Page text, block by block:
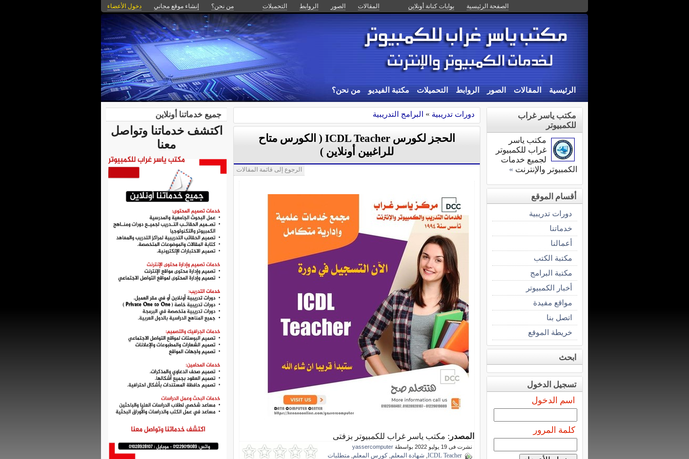
الصفحة الرئيسية بوابات كنانة أونلاين المقالات الصور الروابط التحميلات من نحن؟ إنشاء موقع مجاني دخول الأعضاء
الرئيسية المقالات الصور الروابط التحميلات مكتبة الفيديو من نحن؟
دورات تدريبية » البرامج التدريبية
الحجز لكورس ICDL Teacher ( الكورس متاح
للراغبين أونلاين )
الرجوع إلى قائمة المقالات
المصدر : مكتب ياسر غراب للكمبيوتر بزفتى
نشرت فى 19 يوليو 2022 بواسطة yassercomputer
ICDL Teacher شهادة المعلم كورس المعلم متطلبات
مكتب ياسر غراب
للكمبيوتر
مكتب ياسر
غراب للكمبيوتر
لجميع خدمات
الكمبيوتر والإنترنت »
أقسام الموقع
دورات تدريبية
خدماتنا
أعمالنا
مكتبة الكتب
مكتبة البرامج
أخبار الكمبيوتر
مواقع مفيدة
اتصل بنا
خريطة الموقع
ابحث
تسجيل الدخول
اسم الدخول
كلمة المرور
جميع خدماتنا أونلاين
اكتشف خدماتنا وتواصل
معنا